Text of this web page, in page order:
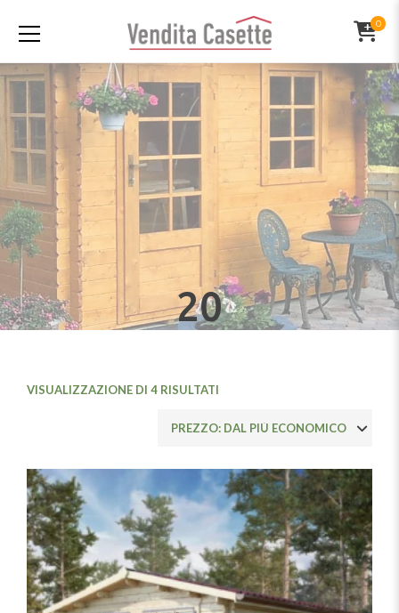
0
20
VISUALIZZAZIONE DI 4 RISULTATI